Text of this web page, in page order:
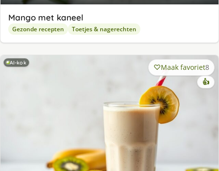
Mango met kaneel
Gezonde recepten Toetjes & nagerechten
AI-kok Maak favoriet8
👍